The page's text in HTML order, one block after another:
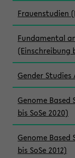
Frauenstudien
Fundamental
(Einschreibung
Gender Studies
Genome Based
bis SoSe 2020)
Genome Based
bis SoSe 2012)